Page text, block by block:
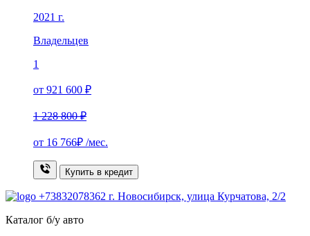
2021 г.
Владельцев
1
от 921 600 ₽
1 228 800 ₽
от 16 766₽ /мес.
Купить в кредит
+73832078362 г. Новосибирск, улица Курчатова, 2/2
Каталог б/у авто